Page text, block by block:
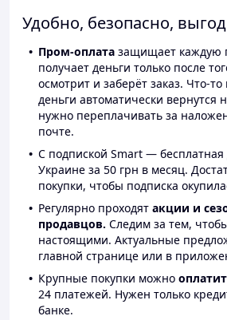
Удобно, безопасно,
Пром-оплата защищает каждую
получает деньги только после
осмотрит и заберёт заказ. Что-
деньги автоматически вернутся
нужно переплачивать за
почте.
С подпиской Smart — бесплатная
Украине за 50 грн в месяц.
покупки, чтобы подписка
Регулярно проходят акции и
продавцов. Следим за тем,
настоящими. Актуальные
главной странице или в
Крупные покупки можно
24 платежей. Нужен только
банке.